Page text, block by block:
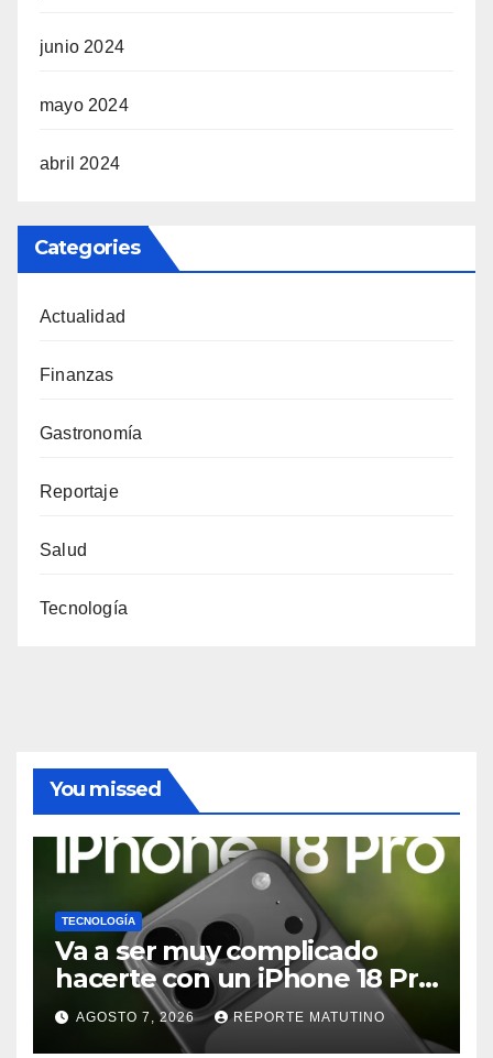
junio 2024
mayo 2024
abril 2024
Categories
Actualidad
Finanzas
Gastronomía
Reportaje
Salud
Tecnología
You missed
TECNOLOGÍA
Va a ser muy complicado
hacerte con un iPhone 18 Pro
en su lanzamiento
AGOSTO 7, 2026 REPORTE MATUTINO